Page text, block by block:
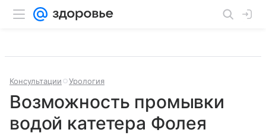
Консультации Урология
Возможность промывки
водой катетера Фолея